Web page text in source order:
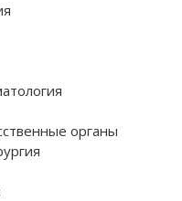
органы